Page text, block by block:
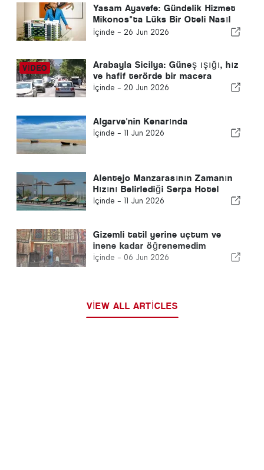
Yasam Ayavefe: Gündelik Hizmet
Mikonos"ta Lüks Bir Oteli Nasıl
Şekillendiriyor?
İçinde - 26 Jun 2026
Arabayla Sicilya: Güneş ışığı, hız
ve hafif terörde bir macera
İçinde - 20 Jun 2026
Algarve'nin Kenarında
İçinde - 11 Jun 2026
Alentejo Manzarasının Zamanın
Hızını Belirlediği Serpa Hotel
İçinde - 11 Jun 2026
Gizemli tatil yerine uçtum ve
inene kadar öğrenemedim
İçinde - 06 Jun 2026
VIEW ALL ARTICLES